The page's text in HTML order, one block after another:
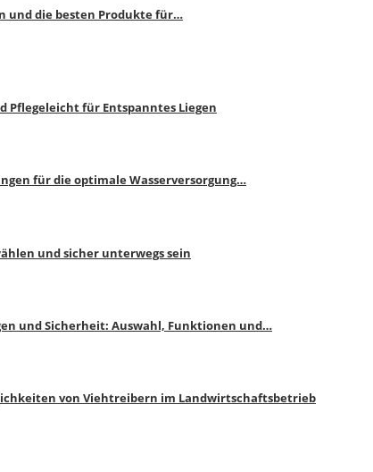
und die besten Produkte für…
Pflegeleicht für Entspanntes Liegen
für die optimale Wasserversorgung…
und sicher unterwegs sein
und Sicherheit: Auswahl, Funktionen und…
von Viehtreibern im Landwirtschaftsbetrieb